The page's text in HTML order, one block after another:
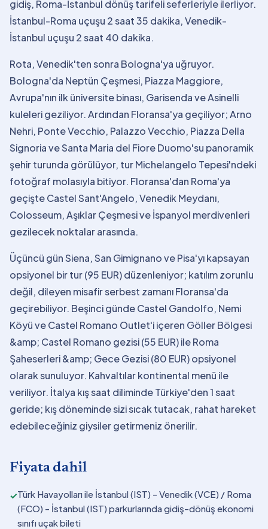
gidiş, Roma-İstanbul dönüş tarifeli seferleriyle ilerliyor.
İstanbul-Roma uçuşu 2 saat 35 dakika, Venedik-
İstanbul uçuşu 2 saat 40 dakika.
Rota, Venedik'ten sonra Bologna'ya uğruyor.
Bologna'da Neptün Çeşmesi, Piazza Maggiore,
Avrupa'nın ilk üniversite binası, Garisenda ve Asinelli
kuleleri geziliyor. Ardından Floransa'ya geçiliyor; Arno
Nehri, Ponte Vecchio, Palazzo Vecchio, Piazza Della
Signoria ve Santa Maria del Fiore Duomo'su panoramik
şehir turunda görülüyor, tur Michelangelo Tepesi'ndeki
fotoğraf molasıyla bitiyor. Floransa'dan Roma'ya
geçişte Castel Sant'Angelo, Venedik Meydanı,
Colosseum, Aşıklar Çeşmesi ve İspanyol merdivenleri
gezilecek noktalar arasında.
Üçüncü gün Siena, San Gimignano ve Pisa'yı kapsayan
opsiyonel bir tur (95 EUR) düzenleniyor; katılım zorunlu
değil, dileyen misafir serbest zamanı Floransa'da
geçirebiliyor. Beşinci günde Castel Gandolfo, Nemi
Köyü ve Castel Romano Outlet'i içeren Göller Bölgesi
&amp; Castel Romano gezisi (55 EUR) ile Roma
Şaheserleri &amp; Gece Gezisi (80 EUR) opsiyonel
olarak sunuluyor. Kahvaltılar kontinental menü ile
veriliyor. İtalya kış saat diliminde Türkiye'den 1 saat
geride; kış döneminde sizi sıcak tutacak, rahat hareket
edebileceğiniz giysiler getirmeniz önerilir.
Fiyata dahil
✓Türk Havayolları ile İstanbul (IST) - Venedik (VCE) / Roma
(FCO) - İstanbul (IST) parkurlarında gidiş-dönüş ekonomi
sınıfı uçak bileti